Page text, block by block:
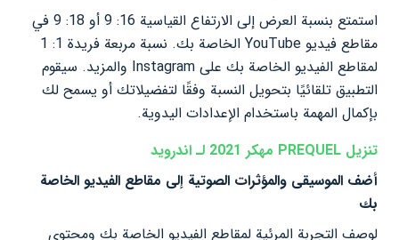
استمتع بنسبة العرض إلى الارتفاع القياسية 16: 9 أو 18: 9 في
مقاطع فيديو YouTube الخاصة بك. نسبة مربعة فريدة 1: 1
لمقاطع الفيديو الخاصة بك على Instagram والمزيد. سيقوم
التطبيق تلقائيًا بتحويل النسبة وفقًا لتفضيلاتك أو يسمح لك
بإكمال المهمة باستخدام الإعدادات اليدوية.
تنزيل PREQUEL مهكر 2021 لـ اندرويد
أضف الموسيقى والمؤثرات الصوتية إلى مقاطع الفيديو الخاصة
بك
لوصف التجربة المرئية لمقاطع الفيديو الخاصة بك ومحتوى